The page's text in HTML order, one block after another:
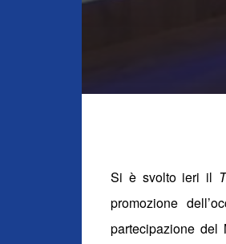
Si è svolto ieri il
promozione
partecipazione